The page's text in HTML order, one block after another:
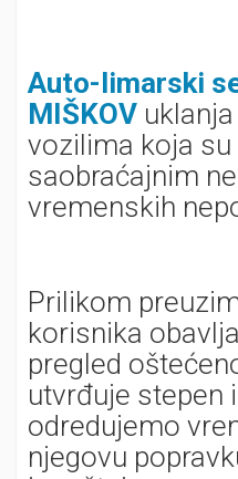
Auto-limarski
MIŠKOV
vozilima koja su
saobraćajnim
vremenskih
Prilikom
korisnika
pregled
utvrđuje stepen
odredujemo
njegovu